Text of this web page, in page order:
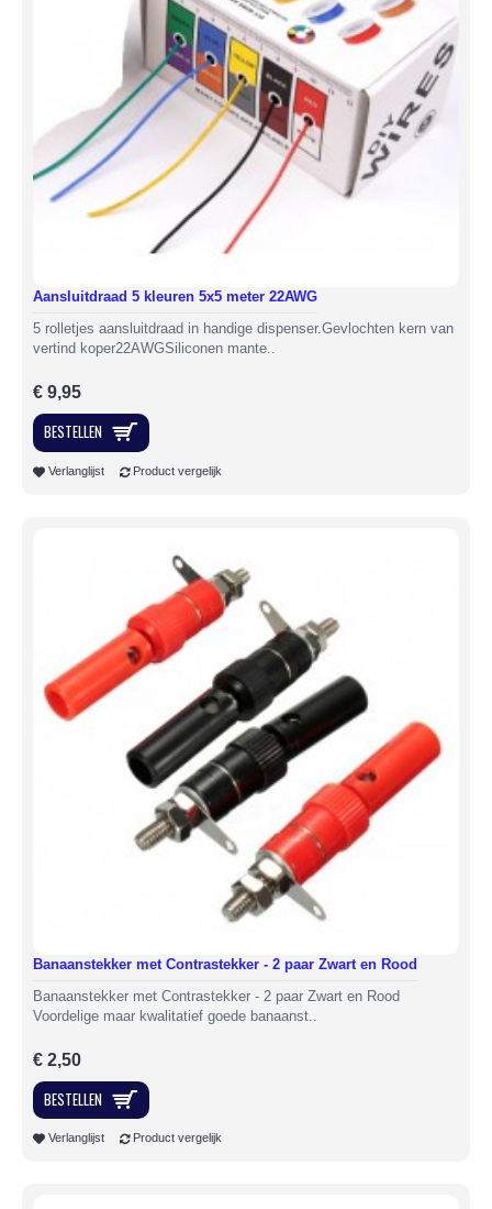
Aansluitdraad 5 kleuren 5x5 meter 22AWG
5 rolletjes aansluitdraad in handige dispenser.Gevlochten kern van
vertind koper22AWGSiliconen mante..
€ 9,95
BESTELLEN
Verlanglijst Product vergelijk
Banaanstekker met Contrastekker - 2 paar Zwart en Rood
Banaanstekker met Contrastekker - 2 paar Zwart en Rood
Voordelige maar kwalitatief goede banaanst..
€ 2,50
BESTELLEN
Verlanglijst Product vergelijk